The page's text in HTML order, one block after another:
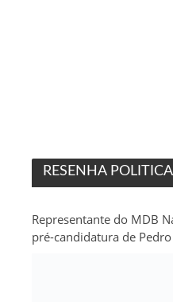
RESENHA POLITICA
Representante do MDB
pré-candidatura de